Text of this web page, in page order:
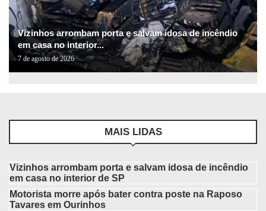
Vizinhos arrombam porta e salvam idosa de incêndio
em casa no interior...
7 de agosto de 2026
MAIS LIDAS
Vizinhos arrombam porta e salvam idosa de incêndio
em casa no interior de SP
Motorista morre após bater contra poste na Raposo
Tavares em Ourinhos